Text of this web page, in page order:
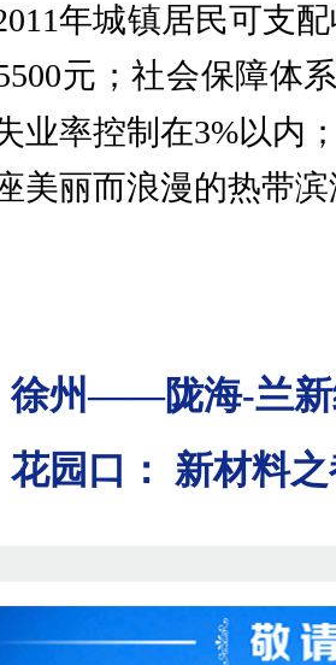
年城镇居民可支
元；社会保障体
业率控制在3%以内
美丽而浪漫的热带
州——陇海-兰新
园口： 新材料之